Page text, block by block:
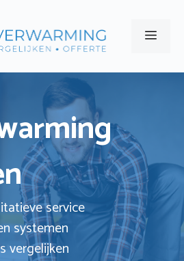
Menu
service
systemen
vergelijken